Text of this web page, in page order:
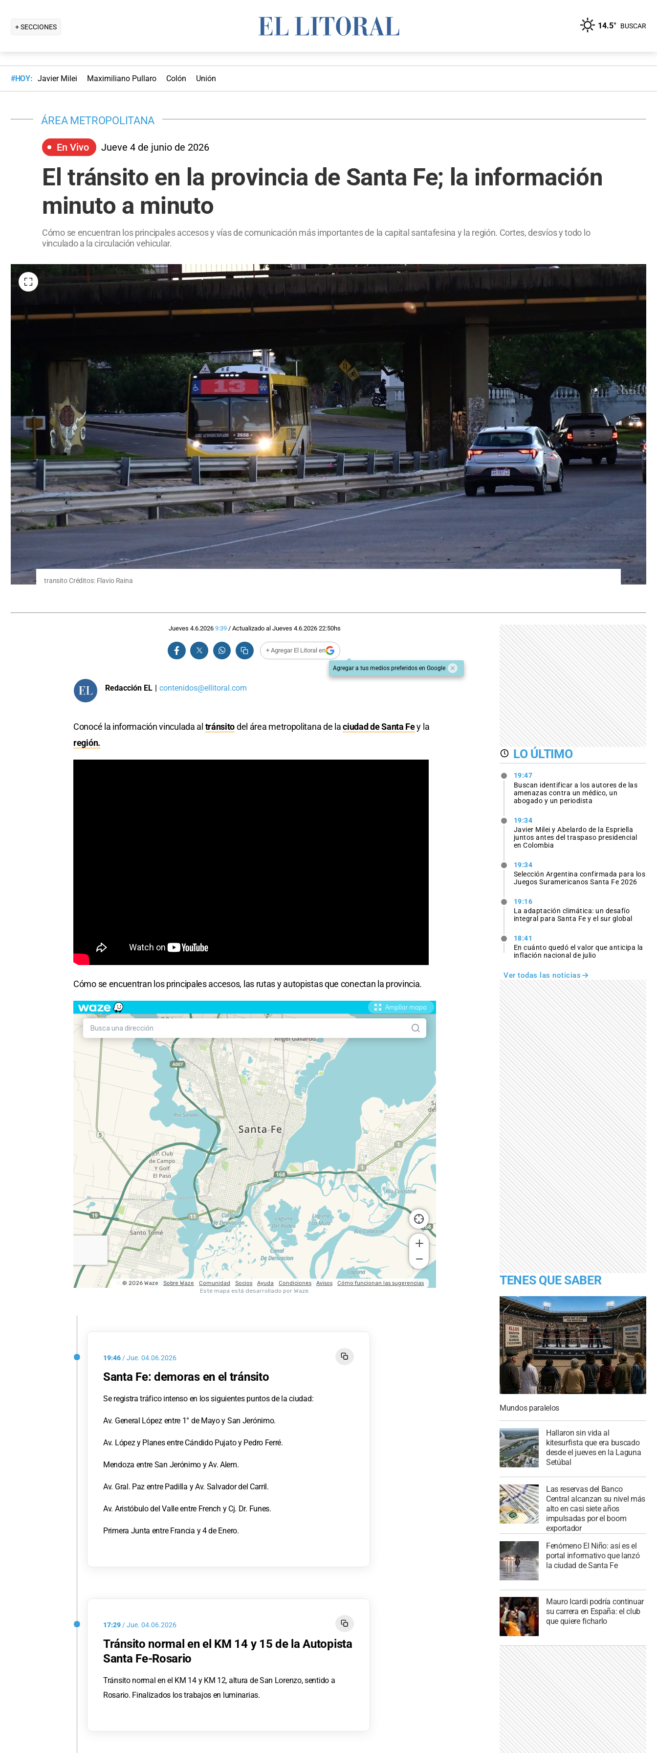
+ SECCIONES 14.5° BUSCAR
#HOY: Javier Milei Maximiliano Pullaro Colón Unión
ÁREA METROPOLITANA
En Vivo Jueve 4 de junio de 2026
El tránsito en la provincia de Santa Fe; la información
minuto a minuto
Cómo se encuentran los principales accesos y vías de comunicación más importantes de la capital santafesina y la región. Cortes, desvíos y todo lo
vinculado a la circulación vehicular.
transito Créditos: Flavio Raina
Jueves 4.6.2026 9:39 / Actualizado al Jueves 4.6.2026 22:50hs
+ Agregar El Litoral en
Agregar a tus medios preferidos en Google
Redacción EL | contenidos@ellitoral.com
Conocé la información vinculada al tránsitodel área metropolitana de laciudad de Santa Fey la
región.
Cómo se encuentran los principales accesos, las rutas y autopistas que conectan la provincia.
19:46/Jue. 04.06.2026
Santa Fe: demoras en el tránsito
Se registra tráfico intenso en los siguientes puntos de la ciudad:
Av. General López entre 1° de Mayo y San Jerónimo.
Av. López y Planes entre Cándido Pujato y Pedro Ferré.
Mendoza entre San Jerónimo y Av. Alem.
Av. Gral. Paz entre Padilla y Av. Salvador del Carril.
Av. Aristóbulo del Valle entre French y Cj. Dr. Funes.
Primera Junta entre Francia y 4 de Enero.
17:29/Jue. 04.06.2026
Tránsito normal en el KM 14 y 15 de la Autopista
Santa Fe-Rosario
Tránsito normal en el KM 14 y KM 12, altura de San Lorenzo, sentido a
Rosario. Finalizados los trabajos en luminarias.
LO ÚLTIMO
19:47
Buscan identificar a los autores de las
amenazas contra un médico, un
abogado y un periodista
19:34
Javier Milei y Abelardo de la Espriella
juntos antes del traspaso presidencial
en Colombia
19:34
Selección Argentina confirmada para los
Juegos Suramericanos Santa Fe 2026
19:16
La adaptación climática: un desafío
integral para Santa Fe y el sur global
18:41
En cuánto quedó el valor que anticipa la
inflación nacional de julio
Ver todas las noticias
TENES QUE SABER
Mundos paralelos
Hallaron sin vida al
kitesurfista que era buscado
desde el jueves en la Laguna
Setúbal
Las reservas del Banco
Central alcanzan su nivel más
alto en casi siete años
impulsadas por el boom
exportador
Fenómeno El Niño: así es el
portal informativo que lanzó
la ciudad de Santa Fe
Mauro Icardi podría continuar
su carrera en España: el club
que quiere ficharlo